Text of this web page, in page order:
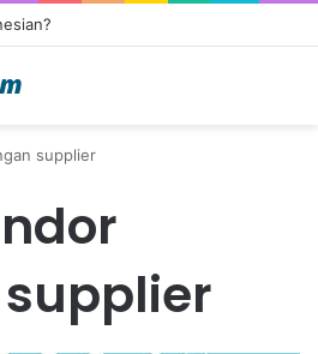
supplier